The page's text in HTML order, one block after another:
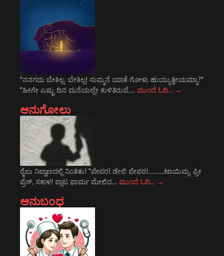
"ನನಗದು ಬೇಕಿಲ್ಲ. ಬೇಕಿಲ್ಲ! ಸುಮ್ಮನೆ ಯಾಕೆ ಗೋಳು ಹುಯ್ಯುತ್ತೀಯಮ್ಮಾ?"
"ಹೀಗೇ ಎಷ್ಟು ದಿನ ಮನೆಯಲ್ಲೇ ಕುಳಿತಿರುವೆ,… ಮುಂದೆ ಓದಿ… →
ಆನುಗೋಲು
ರೈಲು ನಿಲ್ದಾಣದಲ್ಲಿ ನಿಂತಿತು! "ಪೇಪರ! ಡೇಲಿ ಪೇಪರ!........ಟಾಯಿಮ್ಸ, ಫ್ರೀ
ಪ್ರೆಸ್, ಸಕಾಳ! ಪ್ಲಾಟ ಫಾರ್ಮ ಮೇಲಿನ… ಮುಂದೆ ಓದಿ… →
ಅನುಬಂಧ